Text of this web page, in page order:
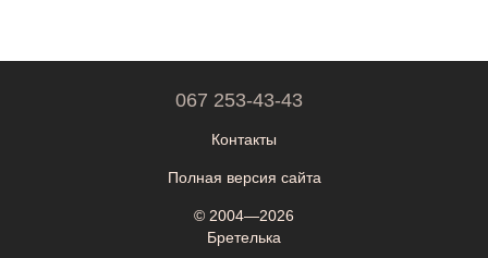
067 253-43-43
Контакты
Полная версия сайта
© 2004—2026
Бретелька